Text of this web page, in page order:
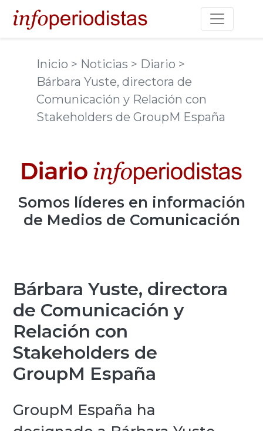
Toggle
Inicio > Noticias > Diario >
Bárbara Yuste, directora de
Comunicación y Relación con
Stakeholders de GroupM España
Somos líderes en información
de Medios de Comunicación
Bárbara Yuste, directora
de Comunicación y
Relación con
Stakeholders de
GroupM España
GroupM España ha